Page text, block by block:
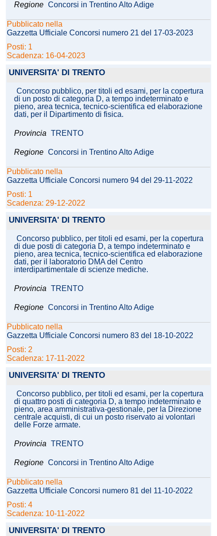
Regione Concorsi in Trentino Alto Adige
Pubblicato nella
Gazzetta Ufficiale Concorsi numero 21 del 17-03-2023
Posti: 1
Scadenza: 16-04-2023
UNIVERSITA' DI TRENTO
Concorso pubblico, per titoli ed esami, per la copertura
di un posto di categoria D, a tempo indeterminato e
pieno, area tecnica, tecnico-scientifica ed elaborazione
dati, per il Dipartimento di fisica.
Provincia TRENTO
Regione Concorsi in Trentino Alto Adige
Pubblicato nella
Gazzetta Ufficiale Concorsi numero 94 del 29-11-2022
Posti: 1
Scadenza: 29-12-2022
UNIVERSITA' DI TRENTO
Concorso pubblico, per titoli ed esami, per la copertura
di due posti di categoria D, a tempo indeterminato e
pieno, area tecnica, tecnico-scientifica ed elaborazione
dati, per il laboratorio DMA del Centro
interdipartimentale di scienze mediche.
Provincia TRENTO
Regione Concorsi in Trentino Alto Adige
Pubblicato nella
Gazzetta Ufficiale Concorsi numero 83 del 18-10-2022
Posti: 2
Scadenza: 17-11-2022
UNIVERSITA' DI TRENTO
Concorso pubblico, per titoli ed esami, per la copertura
di quattro posti di categoria D, a tempo indeterminato e
pieno, area amministrativa-gestionale, per la Direzione
centrale acquisti, di cui un posto riservato ai volontari
delle Forze armate.
Provincia TRENTO
Regione Concorsi in Trentino Alto Adige
Pubblicato nella
Gazzetta Ufficiale Concorsi numero 81 del 11-10-2022
Posti: 4
Scadenza: 10-11-2022
UNIVERSITA' DI TRENTO